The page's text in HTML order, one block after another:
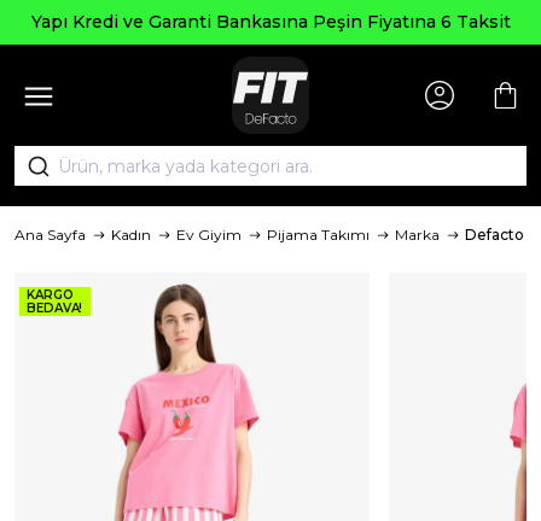
Yapı Kredi ve Garanti Bankasına Peşin Fiyatına 6 Taksit
Ana Sayfa Kadın Ev Giyim Pijama Takımı Marka Defacto
KARGO
BEDAVA!